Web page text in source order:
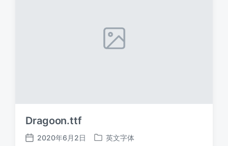
Dragoon.ttf
发
2020年6月2日
发
英文字体